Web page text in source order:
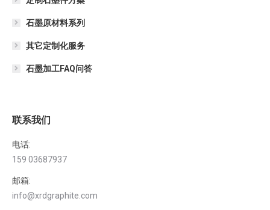
石墨原材料系列
其它定制化服务
石墨加工FAQ问答
联系我们
电话:
159 03687937
邮箱:
info@xrdgraphite.com